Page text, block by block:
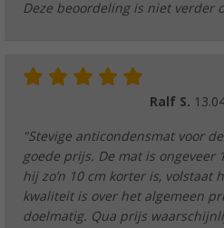
Deze beoordeling is niet verder
Ralf S.
"Stevige anticondensmat voor
goede prijs. De mat is ongeveer
hij zo’n 10 cm korter is, volstaat
kwaliteit is over het algemeen
doelmatig. Qua prijs